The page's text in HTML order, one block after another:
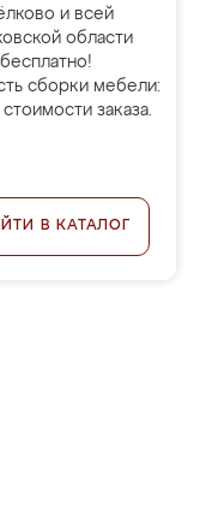
и всей
области
бесплатно!
сборки мебели:
заказа.
В КАТАЛОГ